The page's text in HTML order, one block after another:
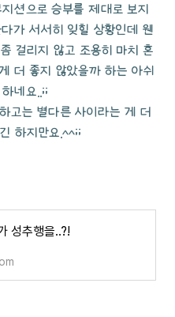
션으로 승부를 제대로 보지
가 서서히 잊힐 상황인데 웬
걸리지 않고 조용히 마치 혼
더 좋지 않았을까 하는 아쉬
네요..;;
고는 별다른 사이라는 게 더
하지만요.^^;;
성추행을..?!